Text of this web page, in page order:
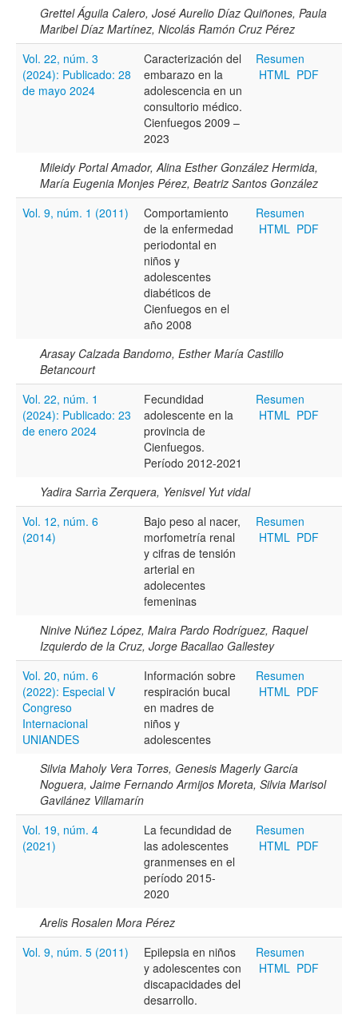
Grettel Águila Calero, José Aurelio Díaz Quiñones, Paula
Maribel Díaz Martínez, Nicolás Ramón Cruz Pérez
Vol. 22, núm. 3
(2024): Publicado: 28
de mayo 2024
Caracterización del
embarazo en la
adolescencia en un
consultorio médico.
Cienfuegos 2009 –
2023
Resumen
HTML PDF
Mileidy Portal Amador, Alina Esther González Hermida,
María Eugenia Monjes Pérez, Beatriz Santos González
Vol. 9, núm. 1 (2011)
Comportamiento
de la enfermedad
periodontal en
niños y
adolescentes
diabéticos de
Cienfuegos en el
año 2008
Resumen
HTML PDF
Arasay Calzada Bandomo, Esther María Castillo
Betancourt
Vol. 22, núm. 1
(2024): Publicado: 23
de enero 2024
Fecundidad
adolescente en la
provincia de
Cienfuegos.
Período 2012-2021
Resumen
HTML PDF
Yadira Sarrìa Zerquera, Yenisvel Yut vidal
Vol. 12, núm. 6
(2014)
Bajo peso al nacer,
morfometría renal
y cifras de tensión
arterial en
adolecentes
femeninas
Resumen
HTML PDF
Ninive Núñez López, Maira Pardo Rodríguez, Raquel
Izquierdo de la Cruz, Jorge Bacallao Gallestey
Vol. 20, núm. 6
(2022): Especial V
Congreso
Internacional
UNIANDES
Información sobre
respiración bucal
en madres de
niños y
adolescentes
Resumen
HTML PDF
Silvia Maholy Vera Torres, Genesis Magerly García
Noguera, Jaime Fernando Armijos Moreta, Silvia Marisol
Gavilánez Villamarín
Vol. 19, núm. 4
(2021)
La fecundidad de
las adolescentes
granmenses en el
período 2015-
2020
Resumen
HTML PDF
Arelis Rosalen Mora Pérez
Vol. 9, núm. 5 (2011)
Epilepsia en niños
y adolescentes con
discapacidades del
desarrollo.
Resumen
HTML PDF